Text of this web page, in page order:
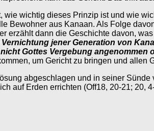
wie wichtig dieses Prinzip ist und wie
Bewohner aus Kanaan. Als Folge
erzählt dann die Geschichte davon,
jener Generation von
Gottes Vergebung angenommen
um Gericht zu bringen und allen
abgeschlagen und in seiner
auf Erden errichten (Off18, 20-21; 20,